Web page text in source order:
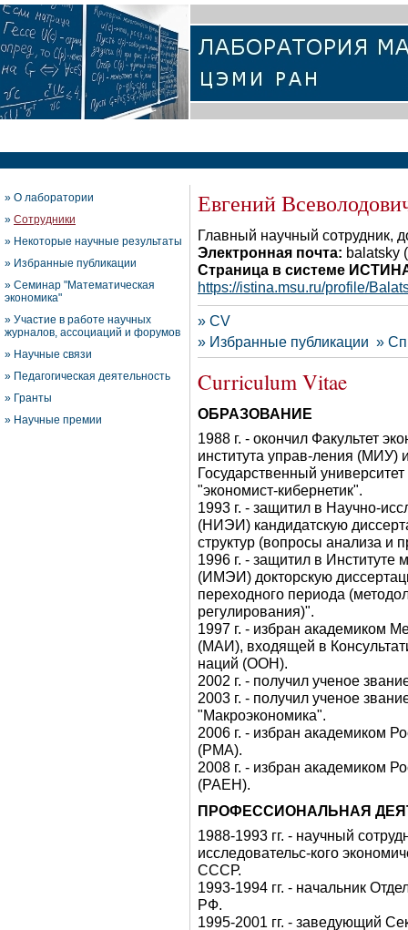
» О лаборатории
» Сотрудники
» Некоторые научные результаты
» Избранные публикации
» Семинар "Математическая
экономика"
» Участие в работе научных
журналов, ассоциаций и форумов
» Научные связи
» Педагогическая деятельность
» Гранты
» Научные премии
Евгений
Главный научный сотрудник,
Электронная почта: balatsky
Страница в системе
https://istina.msu.ru/profile/
» CV
» Избранные публикации »
Curriculum Vitae
ОБРАЗОВАНИЕ
1988 г. - окончил Факультет
института управ-ления
Государственный
"экономист-кибернетик".
1993 г. - защитил в Научно-
(НИЭИ) кандидатскую
структур (вопросы анализа и
1996 г. - защитил в Институте
(ИМЭИ) докторскую
переходного периода
регулирования)".
1997 г. - избран академиком
(МАИ), входящей в
наций (ООН).
2002 г. - получил ученое
2003 г. - получил ученое
"Макроэкономика".
2006 г. - избран академиком
(РМА).
2008 г. - избран академиком
(РАЕН).
ПРОФЕССИОНАЛЬНАЯ
1988-1993 гг. - научный
исследовательс-кого
СССР.
1993-1994 гг. - начальник
РФ.
1995-2001 гг. - заведующий